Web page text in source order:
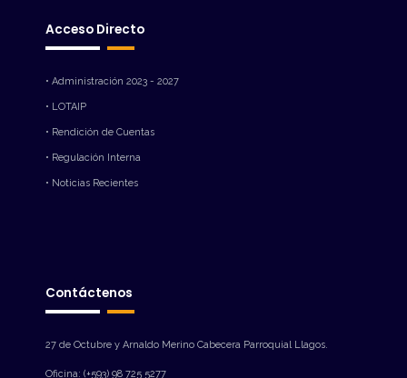
Acceso Directo
• Administración 2023 - 2027
• LOTAIP
• Rendición de Cuentas
• Regulación Interna
• Noticias Recientes
Contáctenos
27 de Octubre y Arnaldo Merino Cabecera Parroquial Llagos.
Oficina: (+593) 98 725 5277